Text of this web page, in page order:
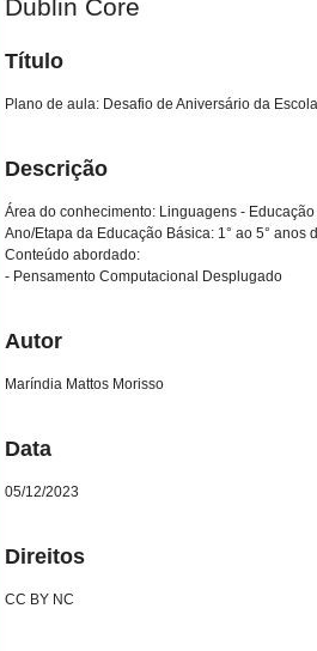
Dublin Core
Título
Plano de aula: Desafio de Aniversário da Escola
Descrição
Área do conhecimento: Linguagens -
Ano/Etapa da Educação Básica: 1° ao 5° anos
Conteúdo abordado:
- Pensamento Computacional Desplugado
Autor
Maríndia Mattos Morisso
Data
05/12/2023
Direitos
CC BY NC